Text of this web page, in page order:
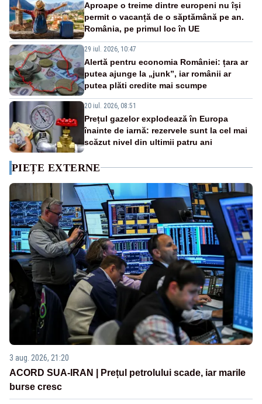
Aproape o treime dintre europeni nu își
permit o vacanță de o săptămână pe an.
România, pe primul loc în UE
29 iul. 2026, 10:47
Alertă pentru economia României: țara ar
putea ajunge la „junk”, iar românii ar
putea plăti credite mai scumpe
20 iul. 2026, 08:51
Prețul gazelor explodează în Europa
înainte de iarnă: rezervele sunt la cel mai
scăzut nivel din ultimii patru ani
PIEȚE EXTERNE
3 aug. 2026, 21:20
ACORD SUA-IRAN | Prețul petrolului scade, iar marile
burse cresc